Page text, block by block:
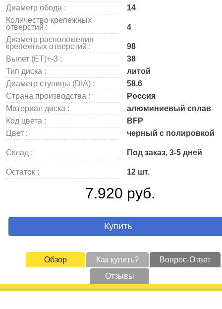
Диаметр обода :
14
Количество крепежных
отверстий :
4
Диаметр расположения
крепежных отверстий :
98
Вылет (ET)+-3 :
38
Тип диска :
литой
Диаметр ступицы (DIA) :
58.6
Страна производства :
Россия
Материал диска :
алюминиевый сплав
Код цвета :
BFP
Цвет :
черный с полировкой
Склад : Под заказ, 3-5 дней
Остаток : 12 шт.
7.920 руб.
Купить
Обзор Как купить?
Вопрос-Ответ
Отзывы